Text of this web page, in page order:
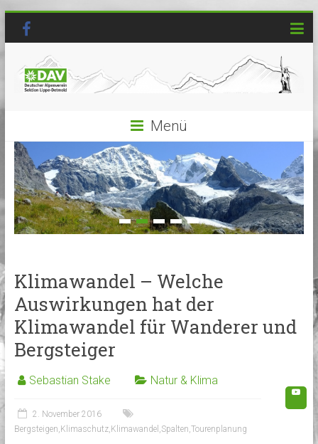
Menü
Klimawandel – Welche
Auswirkungen hat der
Klimawandel für Wanderer und
Bergsteiger
Sebastian Stake Natur & Klima
2. November 2016
Bergsteigen Klimaschutz, Klimawandel Spalten Tourenplanung